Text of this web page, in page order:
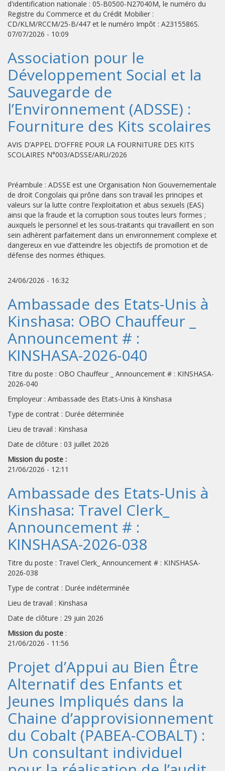
d'identification nationale : 05-B0500-N27040M, le numéro du
Registre du Commerce et du Crédit Mobilier :
CD/KLM/RCCM/25-B/447 et le numéro Impôt : A2315586S.
07/07/2026 - 10:09
Association pour le
Développement Social et la
Sauvegarde de
l’Environnement (ADSSE) :
Fourniture des Kits scolaires
AVIS D’APPEL D’OFFRE POUR LA FOURNITURE DES KITS
SCOLAIRES N°003/ADSSE/ARU/2026
Préambule : ADSSE est une Organisation Non Gouvernementale
de droit Congolais qui prône dans son travail les principes et
valeurs sur la lutte contre l’exploitation et abus sexuels (EAS)
ainsi que la fraude et la corruption sous toutes leurs formes ;
auxquels le personnel et les sous-traitants qui travaillent en son
sein adhèrent parfaitement dans un environnement complexe et
dangereux en vue d’atteindre les objectifs de promotion et de
défense des normes éthiques.
24/06/2026 - 16:32
Ambassade des Etats-Unis à
Kinshasa: OBO Chauffeur _
Announcement # :
KINSHASA-2026-040
Titre du poste : OBO Chauffeur _ Announcement # : KINSHASA-
2026-040
Employeur : Ambassade des Etats-Unis à Kinshasa
Type de contrat : Durée déterminée
Lieu de travail : Kinshasa
Date de clôture : 03 juillet 2026
Mission du poste :
21/06/2026 - 12:11
Ambassade des Etats-Unis à
Kinshasa: Travel Clerk_
Announcement # :
KINSHASA-2026-038
Titre du poste : Travel Clerk_ Announcement # : KINSHASA-
2026-038
Type de contrat : Durée indéterminée
Lieu de travail : Kinshasa
Date de clôture : 29 juin 2026
Mission du poste :
21/06/2026 - 11:56
Projet d’Appui au Bien Être
Alternatif des Enfants et
Jeunes Impliqués dans la
Chaine d’approvisionnement
du Cobalt (PABEA-COBALT) :
Un consultant individuel